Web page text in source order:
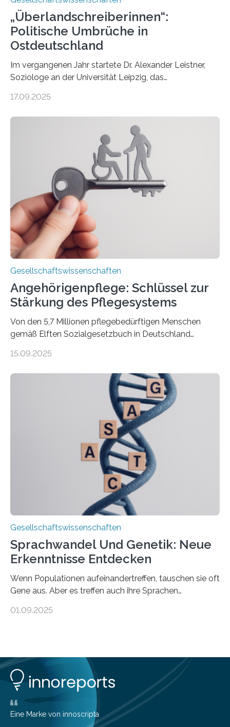
„Überlandschreiberinnen“:
Politische Umbrüche in
Ostdeutschland
Im vergangenen Jahr startete Dr. Alexander Leistner,
Soziologe an der Universität Leipzig, das
across the Country“. Nun ist das „Projektbuch“
Schriftstellerinnen Manja Präkels, Tina Pruschmann und
Barbara Thériault. Es trägt den Titel
„Extremwetterlagen – Reportagen aus einem neuen
Deutschland“ und enthält eine Vielzahl von
zivilgesellschaftlichen Stimmen und Beobachtungen in
ländlichen Regionen. Im Interview spricht Projektleiter
Leistner über die Idee, das Vorgehen und wichtige
Erkenntnisse. Das Buch deute an, „wie…
17.09.2025
Gesellschaftswissenschaften
Angehörigenpflege: Schlüssel zur
Stärkung des Pflegesystems
Von den 5,7 Millionen pflegebedürftigen Menschen
gemäß Elften Sozialgesetzbuch in Deutschland
2050 wird eine Zunahme der Pflegebedürftigen auf 9
Wissenschaftler*innen des Deutschen Zentrums für
Altersfragen, des DIW Berlin und der TU Dortmund
aktuelle Pflegearrangements. Besonderes Augenmerk
wurde auf die Unterschiede zwischen Angehörigen-
und Zugehörigenpflege in und außerhalb des eigenen
Haushalts gelegt. Pflege im eigenen Haushalt richtet
sich oft an den/die Partner*in und dies häufig im
15.09.2025
Gesellschaftswissenschaften
Sprachwandel Und Genetik: Neue
Erkenntnisse Entdecken
Wenn Populationen aufeinandertreffen, tauschen sie oft
Gene aus. Aber es treffen auch ihre Sprachen
Sprachen verändern. Wie stark tun sie dies tatsächlich,
Universität Zürich globale Muster des genetischen
Austauschs mit linguistischen Daten verknüpft. Die
Ergebnisse zeigen, dass Kontakt zwischen
Populationen die Ähnlichkeiten zwischen ihren
Sprachen weltweit in ähnlichem Mass erhöht, wobei
01.09.2025
Eine Marke von innoscripta